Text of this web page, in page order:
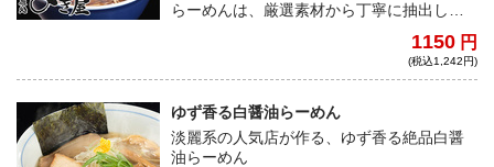
らーめんは、厳選素材から丁寧に抽出した
と、すっきりとしていながら味わい深い。
また、チャーシューとメンマは二種類ずつ
1150 円
(税込1,242円)
ゆず香る白醤油らーめん
淡麗系の人気店が作る、ゆず香る絶品白醤
油らーめん